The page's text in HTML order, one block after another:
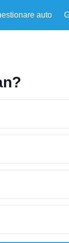
auto